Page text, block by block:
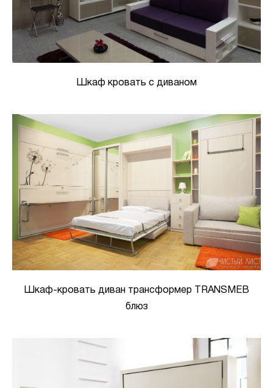
Шкаф кровать с диваном
Шкаф-кровать диван трансформер TRANSMEB
блюз